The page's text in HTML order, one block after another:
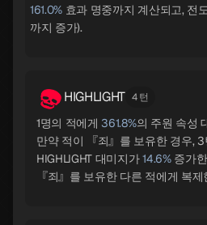
161.0% 효과 명중까지 계산되고, 전
까지 증가).
HIGHLIGHT 4 턴
1명의 적에게 361.8%의 주원 속성
만약 적이 『죄』를 보유한 경우,
HIGHLIGHT 대미지가14.6%증가
『죄』를 보유한 다른 적에게 복제